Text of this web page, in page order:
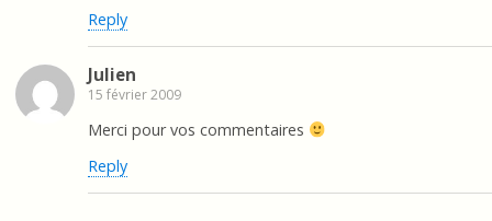
Reply
Julien
15 février 2009
Merci pour vos commentaires
Reply